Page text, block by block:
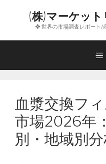
ン
(株)マーケッ
❖ 世界の市場調査レポート/
血漿交換フ
市場2026年
別・地域別